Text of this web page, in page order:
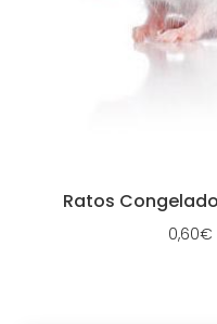
Ratos
0,60€